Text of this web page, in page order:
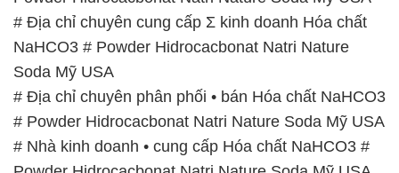
# Powder Hidrocacbonat Natri Nature Soda Mỹ USA
# Nhà kinh doanh • cung cấp Hóa chất NaHCO3 #
Powder Hidrocacbonat Natri Nature Soda Mỹ USA
# Đơn vị phân phối \ cung ứng Hóa chất NaHCO3 #
Powder Hidrocacbonat Natri Nature Soda Mỹ USA
# Nhà bán hàng │ thương mại Hóa chất NaHCO3 #
Powder Hidrocacbonat Natri Nature Soda Mỹ USA